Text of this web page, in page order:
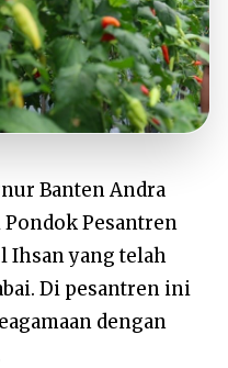
Banten Andra
Pesantren
Ihsan yang telah
Di pesantren ini
dengan